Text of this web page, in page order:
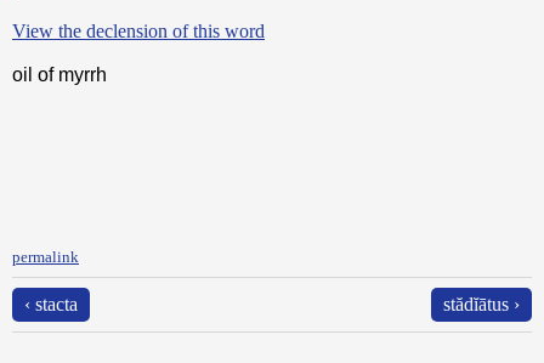
View the declension of this word
oil of myrrh
permalink
‹ stacta stădĭātus ›